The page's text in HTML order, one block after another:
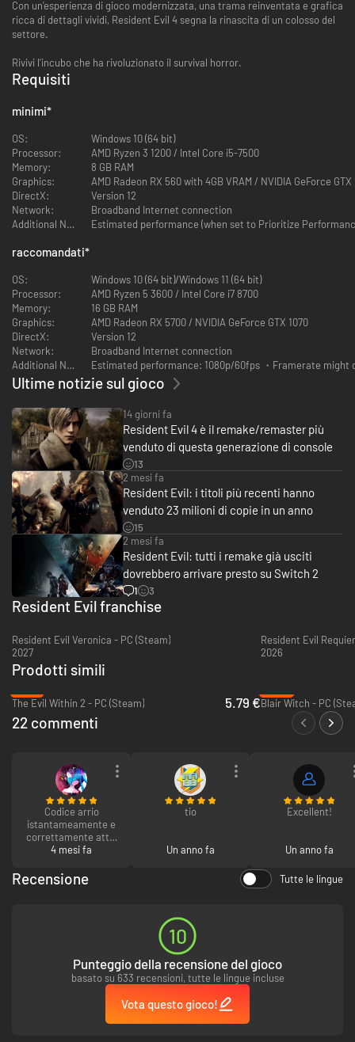
Con un'esperienza di gioco modernizzata, una trama reinventata e grafica
ricca di dettagli vividi, Resident Evil 4 segna la rinascita di un colosso del
settore.
Rivivi l'incubo che ha rivoluzionato il survival horror.
Requisiti
minimi*
OS:
Windows 10 (64 bit)
Processor:
AMD Ryzen 3 1200 / Intel Core i5-7500
Memory:
8 GB RAM
Graphics:
AMD Radeon RX 560 with 4GB VRAM / NVIDIA GeForce
DirectX:
Version 12
Network:
Broadband Internet connection
Additional Notes:
Estimated performance (when set to Prioritize
raccomandati*
OS:
Windows 10 (64 bit)/Windows 11 (64 bit)
Processor:
AMD Ryzen 5 3600 / Intel Core i7 8700
Memory:
16 GB RAM
Graphics:
AMD Radeon RX 5700 / NVIDIA GeForce GTX 1070
DirectX:
Version 12
Network:
Broadband Internet connection
Additional Notes:
Estimated performance: 1080p/60fps ・Framerate might
Ultime notizie sul gioco
14 giorni fa
Resident Evil 4 è il remake/remaster più
venduto di questa generazione di console
13
2 mesi fa
Resident Evil: i titoli più recenti hanno
venduto 23 milioni di copie in un anno
15
2 mesi fa
Resident Evil: tutti i remake già usciti
dovrebbero arrivare presto su Switch 2
1 3
Resident Evil franchise
Resident Evil Veronica - PC (Steam)
2027
Resident Evil
2026
Prodotti simili
The Evil Within 2 - PC (Steam)
5.79 €Blair Witch - PC
22 commenti
Codice arrio
istantameamente e
correttamente attio
su Steam
4 mesi fa
tio
Un anno fa
Excellent!
Un anno fa
Recensione Tutte le lingue
10
Punteggio della recensione del gioco
basato su 633 recensioni, tutte le lingue incluse
Vota questo gioco!